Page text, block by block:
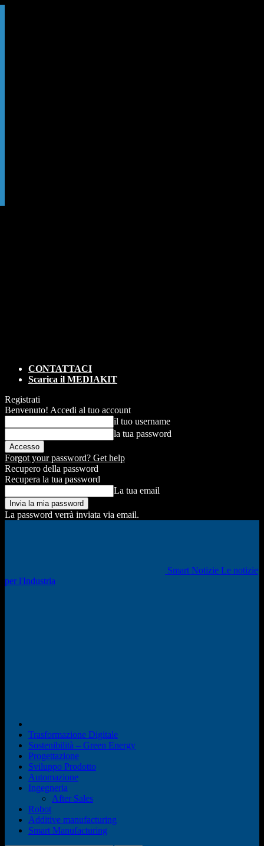
CONTATTACI
Scarica il MEDIAKIT
Registrati
Benvenuto! Accedi al tuo account
il tuo username
la tua password
Forgot your password? Get help
Recupero della password
Recupera la tua password
La tua email
La password verrà inviata via email.
Smart Notizie Le notizie
per l'Industria
Trasformazione Digitale
Sostenibilità – Green Energy
Progettazione
Sviluppo Prodotto
Automazione
Ingegneria
After Sales
Robot
Additive manufacturing
Smart Manufacturing